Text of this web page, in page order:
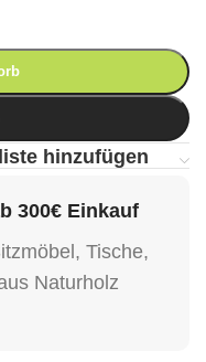
hinzufügen
300€ Einkauf
Tische,
Naturholz